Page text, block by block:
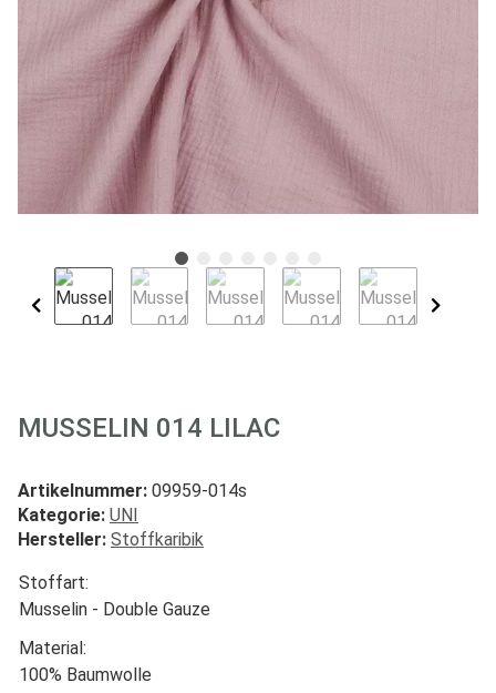
MUSSELIN 014 LILAC
Artikelnummer: 09959-014s
Kategorie: UNI
Hersteller: Stoffkaribik
Stoffart:
Musselin - Double Gauze
Material:
100% Baumwolle